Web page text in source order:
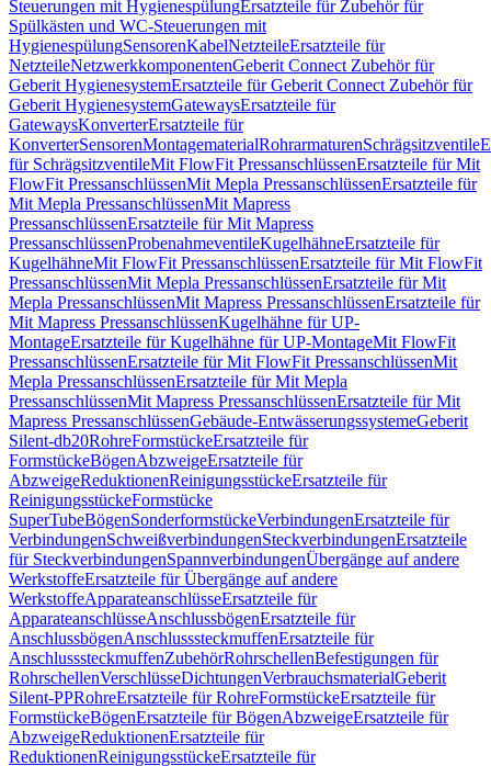
Steuerungen mit HygienespülungErsatzteile für Zubehör für
Spülkästen und WC-Steuerungen mit
HygienespülungSensorenKabelNetzteileErsatzteile für
NetzteileNetzwerkkomponentenGeberit Connect Zubehör für
Geberit HygienesystemErsatzteile für Geberit Connect Zubehör für
Geberit HygienesystemGatewaysErsatzteile für
GatewaysKonverterErsatzteile für
KonverterSensorenMontagematerialRohrarmaturenSchrägsitzventile
für SchrägsitzventileMit FlowFit PressanschlüssenErsatzteile für Mit
FlowFit PressanschlüssenMit Mepla PressanschlüssenErsatzteile für
Mit Mepla PressanschlüssenMit Mapress
PressanschlüssenErsatzteile für Mit Mapress
PressanschlüssenProbenahmeventileKugelhähneErsatzteile für
KugelhähneMit FlowFit PressanschlüssenErsatzteile für Mit FlowFit
PressanschlüssenMit Mepla PressanschlüssenErsatzteile für Mit
Mepla PressanschlüssenMit Mapress PressanschlüssenErsatzteile für
Mit Mapress PressanschlüssenKugelhähne für UP-
MontageErsatzteile für Kugelhähne für UP-MontageMit FlowFit
PressanschlüssenErsatzteile für Mit FlowFit PressanschlüssenMit
Mepla PressanschlüssenErsatzteile für Mit Mepla
PressanschlüssenMit Mapress PressanschlüssenErsatzteile für Mit
Mapress PressanschlüssenGebäude-EntwässerungssystemeGeberit
Silent-db20RohreFormstückeErsatzteile für
FormstückeBögenAbzweigeErsatzteile für
AbzweigeReduktionenReinigungsstückeErsatzteile für
ReinigungsstückeFormstücke
SuperTubeBögenSonderformstückeVerbindungenErsatzteile für
VerbindungenSchweißverbindungenSteckverbindungenErsatzteile
für SteckverbindungenSpannverbindungenÜbergänge auf andere
WerkstoffeErsatzteile für Übergänge auf andere
WerkstoffeApparateanschlüsseErsatzteile für
ApparateanschlüsseAnschlussbögenErsatzteile für
AnschlussbögenAnschlusssteckmuffenErsatzteile für
AnschlusssteckmuffenZubehörRohrschellenBefestigungen für
RohrschellenVerschlüsseDichtungenVerbrauchsmaterialGeberit
Silent-PPRohreErsatzteile für RohreFormstückeErsatzteile für
FormstückeBögenErsatzteile für BögenAbzweigeErsatzteile für
AbzweigeReduktionenErsatzteile für
ReduktionenReinigungsstückeErsatzteile für